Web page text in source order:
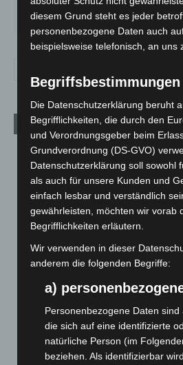
SA.
27°
SO.
34°
MO.
27°
Aktuelle Beiträge
Niedersachsen: Feuerwehrkräfte
Waldbrandeinsatz aus Spanien
7. August 2026
Hannover: Erste Tigermücken-
entdeckt
Brand im „Haus der Begegnung“ in
6. August 2026
Region Hannover: 21 neue
Roten Kreuz
5. August 2026
diesem Grund steht es jeder
personenbezogene Daten auch
beispielsweise telefonisch, an uns
Begriffsbestimmungen
Die Datenschutzerklärung beruht
Begrifflichkeiten, die durch den
und Verordnungsgeber beim
Grundverordnung (DS-GVO)
Datenschutzerklärung soll sowohl
als auch für unsere Kunden und
einfach lesbar und verständlich
gewährleisten, möchten wir vorab
Begrifflichkeiten erläutern.
Wir verwenden in dieser
anderem die folgenden Begriffe:
a)
Personenbezogene Daten
die sich auf eine identifizierte
natürliche Person (im
beziehen. Als identifizierbar